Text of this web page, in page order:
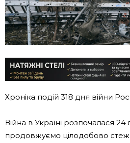
Хроніка подій 318 дня війни
Війна в Україні розпочалася
продовжуємо цілодобово